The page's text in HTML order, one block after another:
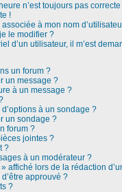
n’est toujours pas correcte
!
à mon nom
le modifier ?
d’un utilisateur, il m’est
un forum ?
un message ?
à un message ?
à un sondage ?
un sondage ?
forum ?
jointes ?
?
à un modérateur ?
affiché lors de la rédaction
approuvé ?
?